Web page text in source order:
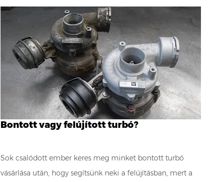
Bontott vagy felújított turbó?
Sok csalódott ember keres meg minket bontott turbó
vásárlása után, hogy segítsünk neki a felújításban, mert a